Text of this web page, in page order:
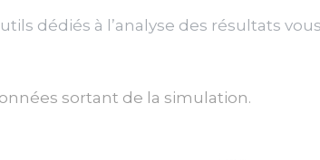
dédiés à l’analyse des résultats
sortant de la simulation.